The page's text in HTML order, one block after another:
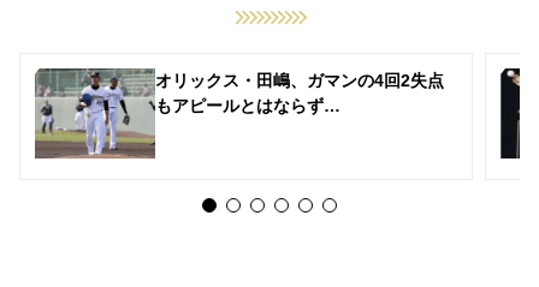
オリックス・田嶋、ガマンの4回2失点
もアピールとはならず…